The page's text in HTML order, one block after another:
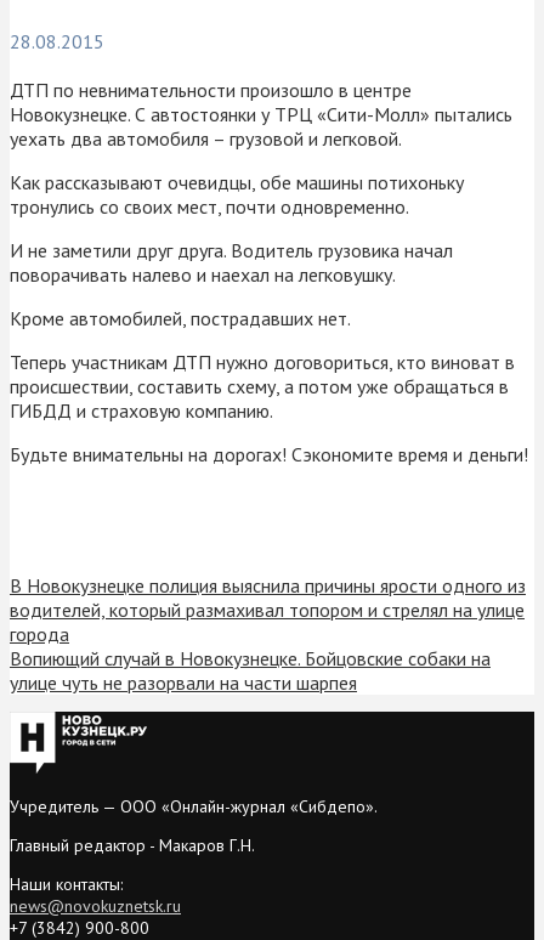
28.08.2015
ДТП по невнимательности произошло в центре
Новокузнецке. С автостоянки у ТРЦ «Сити-Молл» пытались
уехать два автомобиля – грузовой и легковой.
Как рассказывают очевидцы, обе машины потихоньку
тронулись со своих мест, почти одновременно.
И не заметили друг друга. Водитель грузовика начал
поворачивать налево и наехал на легковушку.
Кроме автомобилей, пострадавших нет.
Теперь участникам ДТП нужно договориться, кто виноват в
происшествии, составить схему, а потом уже обращаться в
ГИБДД и страховую компанию.
Будьте внимательны на дорогах! Сэкономите время и деньги!
В Новокузнецке полиция выяснила причины ярости одного из
водителей, который размахивал топором и стрелял на улице
города
Вопиющий случай в Новокузнецке. Бойцовские собаки на
улице чуть не разорвали на части шарпея
Учредитель — ООО «Онлайн-журнал «Сибдепо».
Главный редактор - Макаров Г.Н.
Наши контакты:
news@novokuznetsk.ru
+7 (3842) 900-800